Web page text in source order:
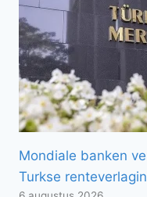
Mondiale banken
Turkse